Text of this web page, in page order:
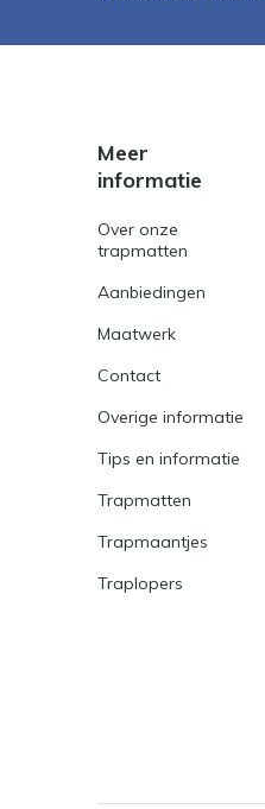
Meer
informatie
Over onze
trapmatten
Aanbiedingen
Maatwerk
Contact
Overige informatie
Tips en informatie
Trapmatten
Trapmaantjes
Traplopers